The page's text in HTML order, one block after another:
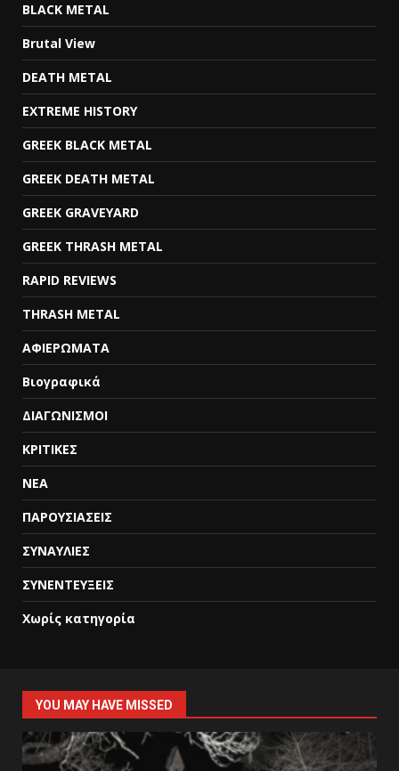
BLACK METAL
Brutal View
DEATH METAL
EXTREME HISTORY
GREEK BLACK METAL
GREEK DEATH METAL
GREEK GRAVEYARD
GREEK THRASH METAL
RAPID REVIEWS
THRASH METAL
ΑΦΙΕΡΩΜΑΤΑ
Βιογραφικά
ΔΙΑΓΩΝΙΣΜΟΙ
ΚΡΙΤΙΚΕΣ
ΝΕΑ
ΠΑΡΟΥΣΙΑΣΕΙΣ
ΣΥΝΑΥΛΙΕΣ
ΣΥΝΕΝΤΕΥΞΕΙΣ
Χωρίς κατηγορία
YOU MAY HAVE MISSED